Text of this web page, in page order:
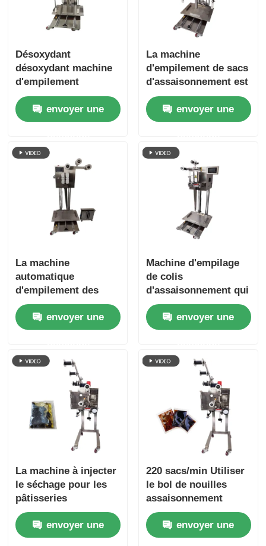
Désoxydant
désoxydant machine
d'empilement
automatique de sacs
à haute efficacité
réduire les coûts
envoyer une
La machine
d'empilement de sacs
d'assaisonnement est
utilisée pour les
équipements
d'emballage
l'industrie de la
transformation des
aliments.
envoyer une
La machine
automatique
d'empilement des
sacs pour éviter la
pollution secondaire
envoyer une
Machine d'empilage
de colis
d'assaisonnement qui
s'empile
automatiquement et
soigneusement sans
manuellement
envoyer une
La machine à injecter
le séchage pour les
pâtisseries
instantanées 220
sacs/minenvoyer une
220 sacs/min Utiliser
le bol de nouilles
assaisonnement
emballage
distributeur en acier
inoxydable
envoyer une